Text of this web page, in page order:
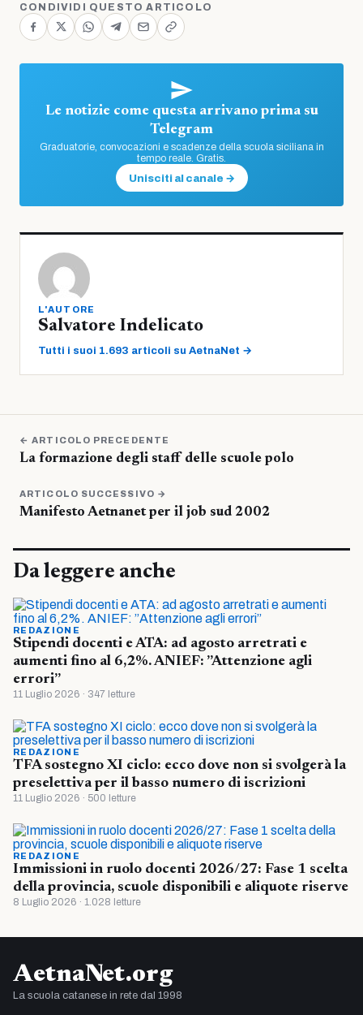
CONDIVIDI QUESTO ARTICOLO
Le notizie come questa arrivano prima su
Telegram
Graduatorie, convocazioni e scadenze della scuola siciliana in
tempo reale. Gratis.
Unisciti al canale →
L'AUTORE
Salvatore Indelicato
Tutti i suoi 1.693 articoli su AetnaNet →
← ARTICOLO PRECEDENTE
La formazione degli staff delle scuole polo
ARTICOLO SUCCESSIVO →
Manifesto Aetnanet per il job sud 2002
Da leggere anche
REDAZIONE
Stipendi docenti e ATA: ad agosto arretrati e
aumenti fino al 6,2%. ANIEF: ”Attenzione agli
errori”
11 Luglio 2026 · 347 letture
REDAZIONE
TFA sostegno XI ciclo: ecco dove non si svolgerà la
preselettiva per il basso numero di iscrizioni
11 Luglio 2026 · 500 letture
REDAZIONE
Immissioni in ruolo docenti 2026/27: Fase 1 scelta
della provincia, scuole disponibili e aliquote riserve
8 Luglio 2026 · 1.028 letture
AetnaNet.org
La scuola catanese in rete dal 1998